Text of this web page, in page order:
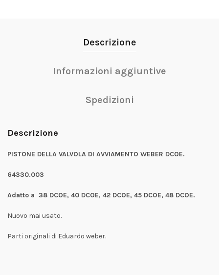
Descrizione
Informazioni aggiuntive
Spedizioni
Descrizione
PISTONE DELLA VALVOLA DI AVVIAMENTO WEBER DCOE.
64330.003
Adatto a 38 DCOE, 40 DCOE, 42 DCOE, 45 DCOE, 48 DCOE.
Nuovo mai usato.
Parti originali di Eduardo weber.